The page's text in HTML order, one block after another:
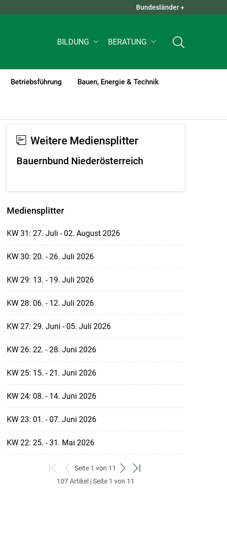
QUICK LINKS +
Bundesländer +
BILDUNG BERATUNG
Betriebsführung Bauen, Energie & Technik
Weitere Mediensplitter
Bauernbund Niederösterreich
Mediensplitter
KW 31: 27. Juli - 02. August 2026
KW 30: 20. - 26. Juli 2026
KW 29: 13. - 19. Juli 2026
KW 28: 06. - 12. Juli 2026
KW 27: 29. Juni - 05. Juli 2026
KW 26: 22. - 28. Juni 2026
KW 25: 15. - 21. Juni 2026
KW 24: 08. - 14. Juni 2026
KW 23: 01. - 07. Juni 2026
KW 22: 25. - 31. Mai 2026
zum
ersten
zurück
zum
Seite 1 von 11
weiter
zum
zum
107 Artikel | Seite 1 von 11